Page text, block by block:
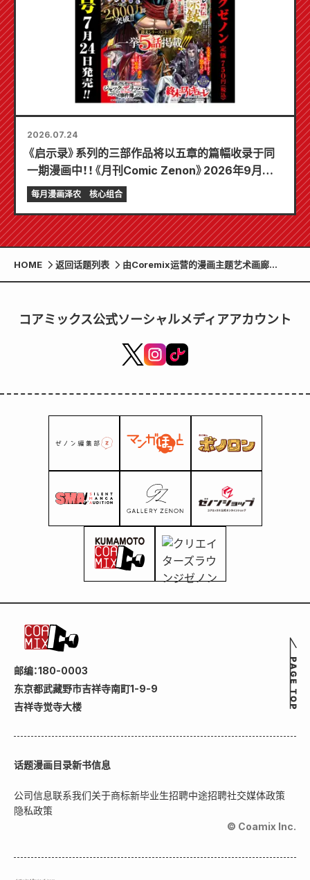
2026.07.24
《启示录》系列的三部作品将以五章的篇幅收录于同
一期漫画中！！《月刊Comic Zenon》2026年9月刊
将于7月24日发售！！
每月漫画泽农 核心组合
HOME 返回话题列表
由Coremix运营的漫画主题艺术画廊
“Kumamoto Manga Arts”将于12月20
コアミックス公式ソーシャルメディアアカウント
邮编：180-0003
东京都武藏野市吉祥寺南町1-9-9
吉祥寺觉寺大楼
话题漫画目录新书信息
公司信息联系我们关于商标新毕业生招聘中途招聘社交媒体政策
隐私政策
© Coamix Inc.